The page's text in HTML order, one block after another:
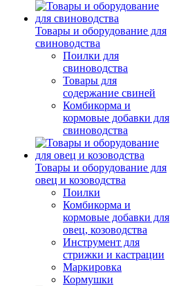
Товары и оборудование для
свиноводства
Поилки для
свиноводства
Товары для
содержание свиней
Комбикорма и
кормовые добавки для
свиноводства
Товары и оборудование для
овец и козоводства
Поилки
Комбикорма и
кормовые добавки для
овец, козоводства
Инструмент для
стрижки и кастрации
Маркировка
Кормушки